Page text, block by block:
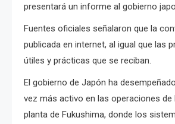
presentará un informe al gobierno
Fuentes oficiales señalaron que la
publicada en internet, al igual que las
útiles y prácticas que se reciban.
El gobierno de Japón ha
vez más activo en las operaciones de
planta de Fukushima, donde los